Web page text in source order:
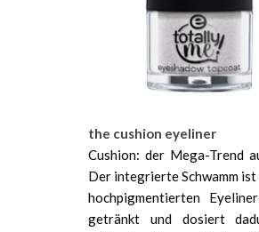
the cushion eyeliner
Cushion: der Mega-Trend
Der integrierte Schwamm
hochpigmentierten
getränkt und dosiert